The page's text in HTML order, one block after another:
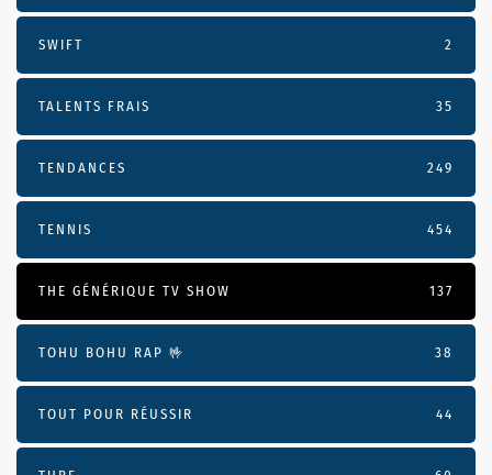
SWIFT 2
TALENTS FRAIS 35
TENDANCES 249
TENNIS 454
THE GÉNÉRIQUE TV SHOW 137
TOHU BOHU RAP 🤟 38
TOUT POUR RÉUSSIR 44